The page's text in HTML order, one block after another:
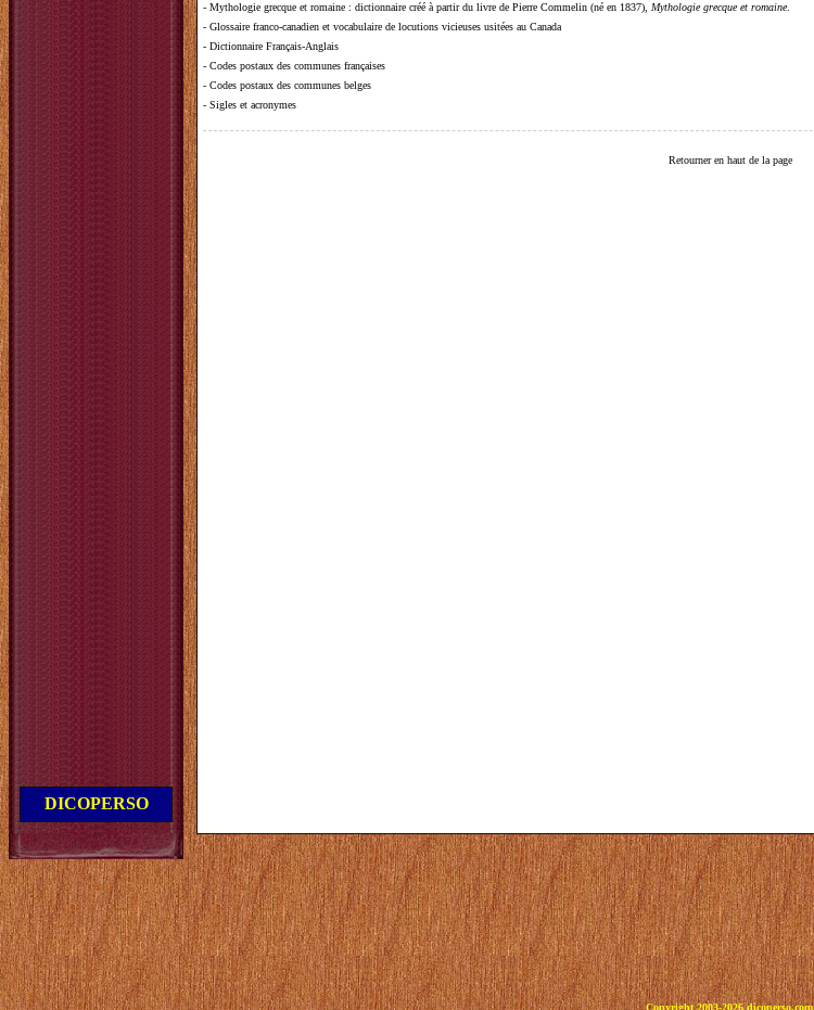
DICOPERSO
- Mythologie grecque et romaine : dictionnaire créé à partir du livre de Pierre Commelin (né en 1837), Mythologie grecque et romaine.
- Glossaire franco-canadien et vocabulaire de locutions vicieuses usitées au Canada
- Dictionnaire Français-Anglais
- Codes postaux des communes françaises
- Codes postaux des communes belges
- Sigles et acronymes
Retourner en haut de la page
Copyright 2003-2026 dicoperso.com